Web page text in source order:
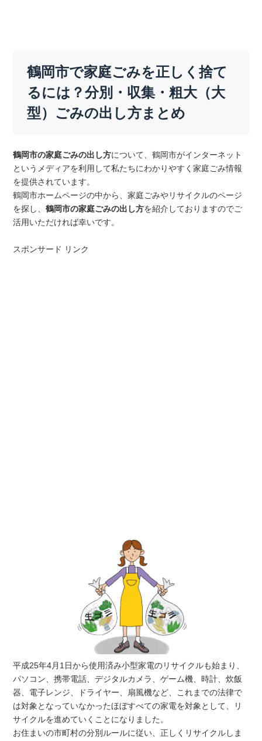
鶴岡市で家庭ごみを正しく捨て
るには？分別・収集・粗大（大
型）ごみの出し方まとめ
鶴岡市の家庭ごみの出し方について、鶴岡市がインターネット
というメディアを利用して私たちにわかりやすく家庭ごみ情報
を提供されています。
鶴岡市ホームページの中から、家庭ごみやリサイクルのページ
を探し、鶴岡市の家庭ごみの出し方を紹介しておりますのでご
活用いただければ幸いです。
スポンサード リンク
平成25年4月1日から使用済み小型家電のリサイクルも始まり、
パソコン、携帯電話、デジタルカメラ、ゲーム機、時計、炊飯
器、電子レンジ、ドライヤー、扇風機など、これまでの法律で
は対象となっていなかったほぼすべての家電を対象として、リ
サイクルを進めていくことになりました。
お住まいの市町村の分別ルールに従い、正しくリサイクルしま